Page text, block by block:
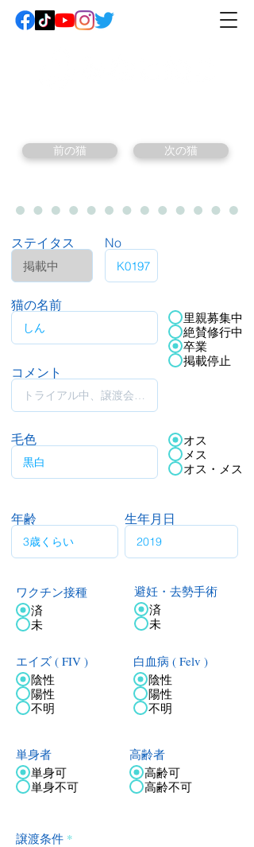
前の猫 次の猫
ステイタス No
猫の名前
コメント
里親募集中
絶賛修行中
卒業
掲載停止
毛色
オス
メス
オス・メス
年齢 生年月日
ワクチン接種
済
未
エイズ ( FIV )
陰性
陽性
不明
避妊・去勢手術
済
未
白血病 ( Felv )
陰性
陽性
不明
単身者
単身可
単身不可
高齢者
高齢可
高齢不可
譲渡条件 *